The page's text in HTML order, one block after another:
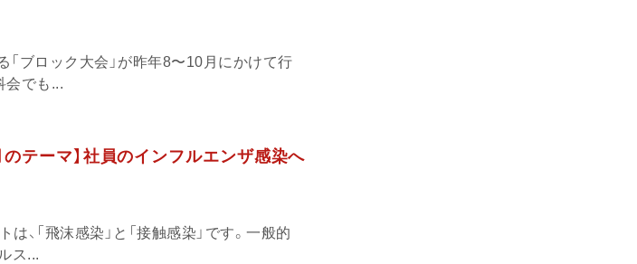
ブロック大会」が昨年8〜10月にかけて行
会でも...
テーマ】社員のインフルエンザ感染へ
、「飛沫感染」と「接触感染」です。一般的
ス...